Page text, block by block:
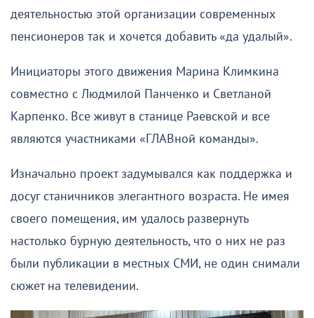
деятельностью этой организации современных
пенсионеров так и хочется добавить «да удалый».
Инициаторы этого движения Марина Климкина
совместно с Людмилой Панченко и Светланой
Карпенко. Все живут в станице Раевской и все
являются участниками «ГЛАВной команды».
Изначально проект задумывался как поддержка и
досуг станичников элегантного возраста. Не имея
своего помещения, им удалось развернуть
настолько бурную деятельность, что о них не раз
были публикации в местных СМИ, не один снимали
сюжет на телевидении.